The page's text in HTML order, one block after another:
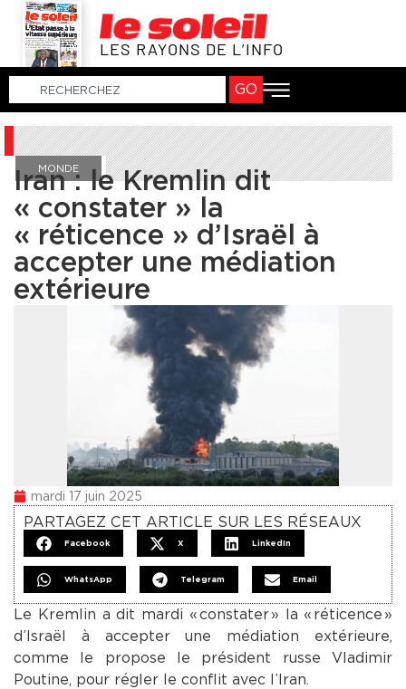
LES RAYONS DE L’INFO
GO
MONDE
Iran : le Kremlin dit
« constater » la
« réticence » d’Israël à
accepter une médiation
extérieure
mardi 17 juin 2025
PARTAGEZ CET ARTICLE SUR LES RÉSEAUX
Facebook X LinkedIn
WhatsApp Telegram Email
Le Kremlin a dit mardi « constater » la « réticence »
d’Israël à accepter une médiation extérieure,
comme le propose le président russe Vladimir
Poutine, pour régler le conflit avec l’Iran.